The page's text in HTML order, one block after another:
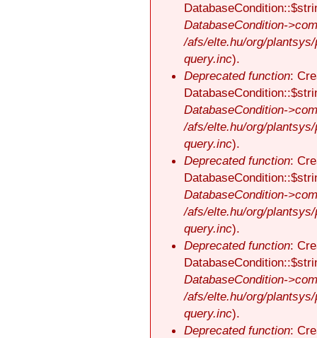
DatabaseCondition-
/afs/elte.hu/org/
query.inc).
Deprecated function:
DatabaseCondition-
/afs/elte.hu/org/
query.inc).
Deprecated function:
DatabaseCondition-
/afs/elte.hu/org/
query.inc).
Deprecated function:
DatabaseCondition-
/afs/elte.hu/org/
query.inc).
Deprecated function: